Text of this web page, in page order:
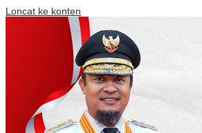
Loncat ke konten